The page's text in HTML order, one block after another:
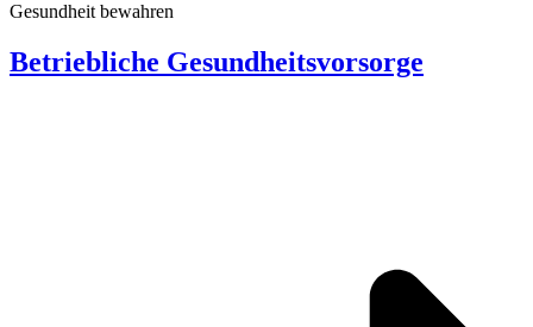
Gesundheit bewahren
Betriebliche Gesundheitsvorsorge